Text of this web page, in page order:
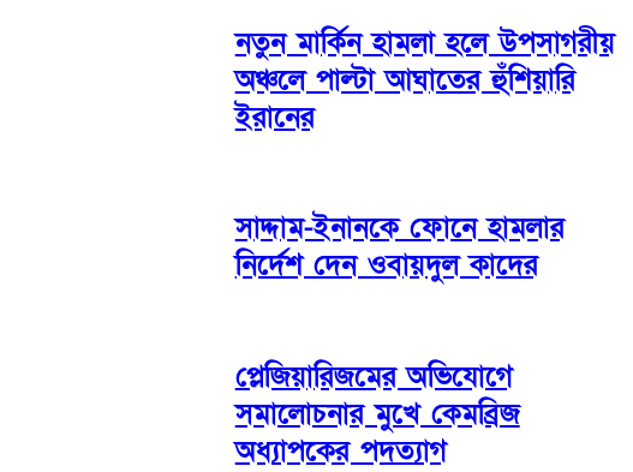
নতুন মার্কিন হামলা হলে উপসাগরীয়
অঞ্চলে পাল্টা আঘাতের হুঁশিয়ারি
ইরানের
সাদ্দাম-ইনানকে ফোনে হামলার
নির্দেশ দেন ওবায়দুল কাদের
প্লেজিয়ারিজমের অভিযোগে
সমালোচনার মুখে কেমব্রিজ
অধ্যাপকের পদত্যাগ